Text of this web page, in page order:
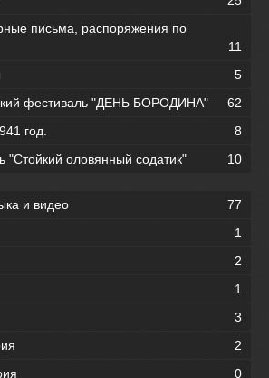
письма, распоряжения по
11
5
фестиваль "ДЕНЬ БОРОДИНА"
62
год.
8
"Стойкий оловянный содатик"
10
и видео
77
1
2
1
3
2
0